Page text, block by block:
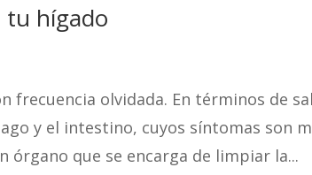
tu hígado
frecuencia olvidada. En términos de
y el intestino, cuyos síntomas son
órgano que se encarga de limpiar la...